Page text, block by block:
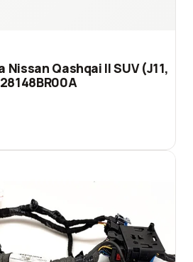
Qashqai II SUV (J11,